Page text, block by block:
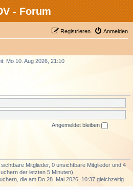
- Forum
Anmelden
Registrieren
Mo 10. Aug 2026, 21:10
Angemeldet bleiben
Mitglieder, 0 unsichtbare Mitglieder und 4
der letzten 5 Minuten)
die am Do 28. Mai 2026, 10:37 gleichzeitig